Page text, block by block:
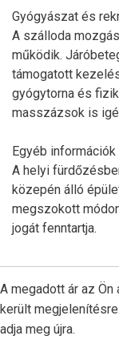
Gyógyászat és
A szálloda
működik.
támogatott
gyógytorna és
masszázsok is
Egyéb információk
A helyi
közepén álló
megszokott
jogát fenntartja.
A megadott ár az
került
adja meg újra.